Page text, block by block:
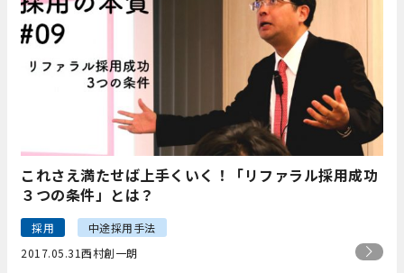
これさえ満たせば上手くいく！「リファラル採用成功
３つの条件」とは？
採用
中途採用手法
2017.05.31西村創一朗